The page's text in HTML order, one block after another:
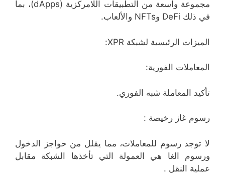
مجموعة واسعة من التطبيقات اللامركزية (dApps)، بما
في ذلك DeFi وNFTs والألعاب.
الميزات الرئيسية لشبكة XPR:
المعاملات الفورية:
تأكيد المعاملة شبه الفوري.
رسوم غاز رخيصة :
لا توجد رسوم للمعاملات، مما يقلل من حواجز الدخول
ورسوم الغا هي العمولة التي تأخذها الشبكة مقابل
عملية النقل .